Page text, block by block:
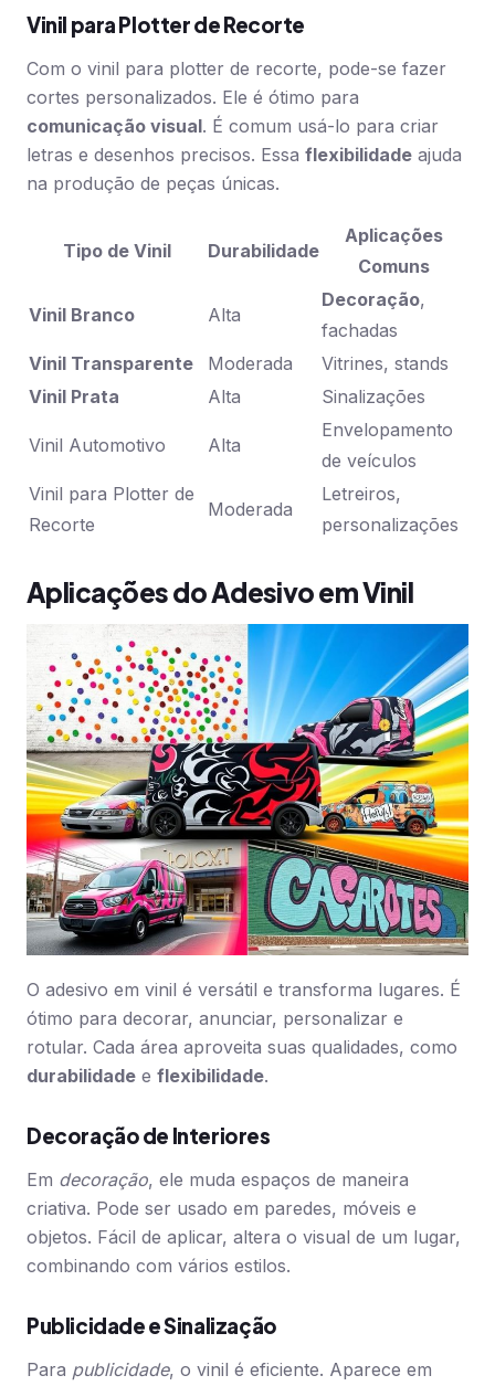
Vinil para Plotter de Recorte
Com o vinil para plotter de recorte, pode-se fazer
cortes personalizados. Ele é ótimo para
comunicação visual. É comum usá-lo para criar
letras e desenhos precisos. Essa flexibilidade ajuda
na produção de peças únicas.
Tipo de Vinil Durabilidade
Aplicações
Comuns
Vinil Branco Alta
Decoração,
fachadas
Vinil Transparente
Moderada
Vitrines, stands
Vinil Prata
Alta Sinalizações
Vinil Automotivo Alta
Envelopamento
de veículos
Vinil para Plotter de
Recorte
Moderada
Letreiros,
personalizações
Aplicações do Adesivo em Vinil
O adesivo em vinil é versátil e transforma lugares. É
ótimo para decorar, anunciar, personalizar e
rotular. Cada área aproveita suas qualidades, como
durabilidade e flexibilidade.
Decoração de Interiores
Em decoração, ele muda espaços de maneira
criativa. Pode ser usado em paredes, móveis e
objetos. Fácil de aplicar, altera o visual de um lugar,
combinando com vários estilos.
Publicidade e Sinalização
Para publicidade, o vinil é eficiente. Aparece em